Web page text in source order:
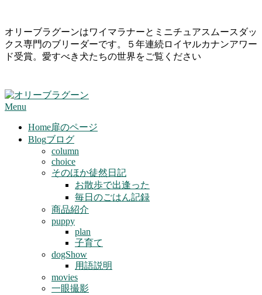
Skip
to
content
オリーブラグーンはワイマラナーとミニチュアスムースダッ
クス専門のブリーダーです。５年連続ロイヤルカナンアワー
ド受賞。愛すべき犬たちの世界をご覧ください
Primary
Menu
Menu
Home扉のページ
Blogブログ
column
choice
そのほか徒然日記
お散歩で出逢った
毎日のごはん記録
商品紹介
puppy
plan
子育て
dogShow
用語説明
movies
一眼撮影